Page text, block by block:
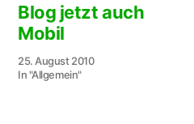
Blog jetzt auch
Mobil
25. August 2010
In "Allgemein"